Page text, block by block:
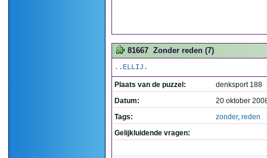
81667 Zonder reden (7)
..ELLIJ.
Plaats van de puzzel:
denksport 188
Datum:
20 oktober
Tags:
zonder, reden
Gelijkluidende vragen: